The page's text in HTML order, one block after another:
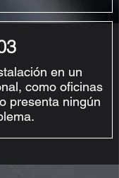
en un
como oficinas
presenta ningún